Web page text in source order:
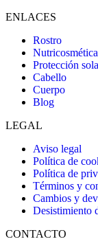
ENLACES
Rostro
Nutricosmética
Protección
Cabello
Cuerpo
Blog
LEGAL
Aviso legal
Política de
Política de
Términos y
Cambios y
Desistimiento
CONTACTO